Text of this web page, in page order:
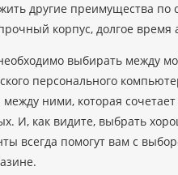
другие преимущества
корпус, долгое
выбирать между
персонального
между ними, которая
И, как видите, выбрать
всегда помогут вам с